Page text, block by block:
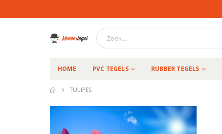
HOME PVC TEGELS RUBBER TEGELS
TULIPES